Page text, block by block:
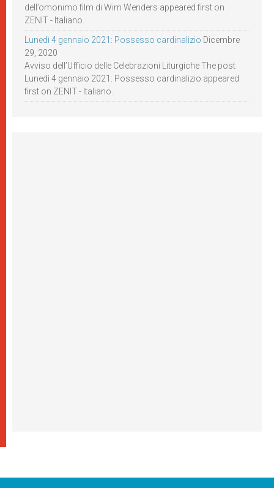
dell’omonimo film di Wim Wenders appeared first on
ZENIT - Italiano.
Lunedì 4 gennaio 2021: Possesso cardinalizio Dicembre
29, 2020
Avviso dell’Ufficio delle Celebrazioni Liturgiche The post
Lunedì 4 gennaio 2021: Possesso cardinalizio appeared
first on ZENIT - Italiano.